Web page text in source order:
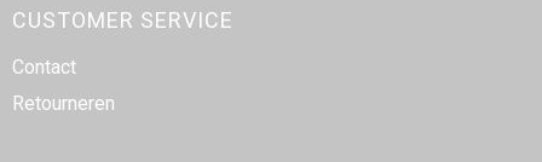
CUSTOMER SERVICE
Contact
Retourneren